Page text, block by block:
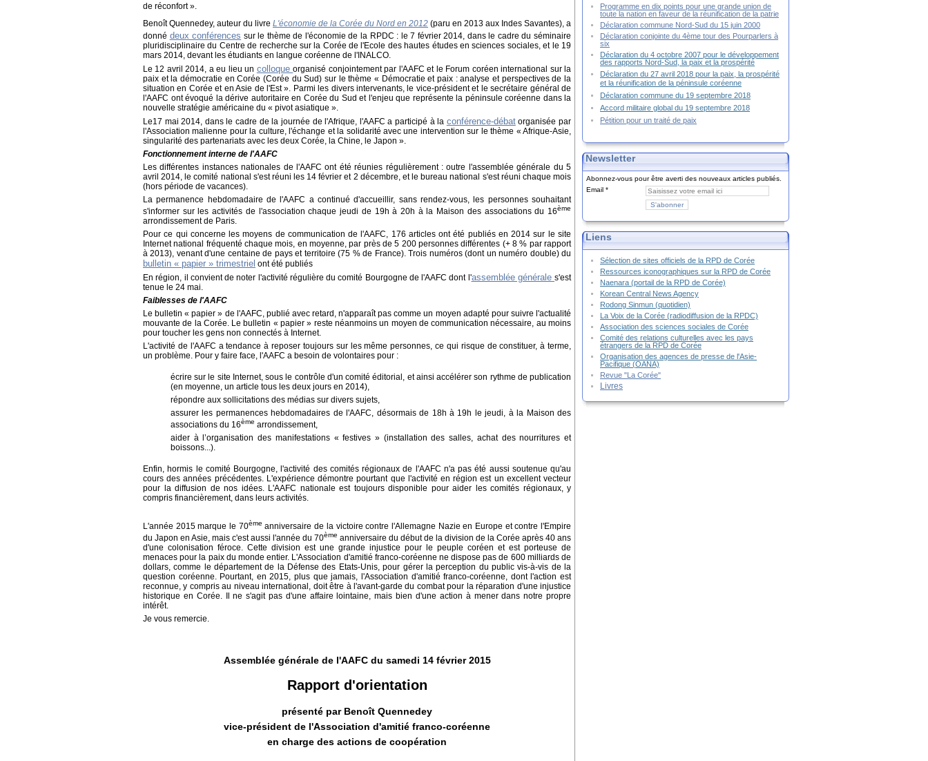
de réconfort »
Benoît Quennedey, auteur du livre L'économie de la Corée du Nord en 2012 (paru en 2013 aux Indes Savantes), a
donné deux conférences sur le thème de l'économie de la RPDC : le 7 février 2014, dans le cadre du séminaire
pluridisciplinaire du Centre de recherche sur la Corée de l'Ecole des hautes études en sciences sociales, et le 19
mars 2014, devant les étudiants en langue coréenne de l'INALCO.
Le 12 avril 2014, a eu lieu un colloqueorganisé conjointement par l'AAFC et le Forum coréen international sur la
paix et la démocratie en Corée (Corée du Sud) sur le thème « Démocratie et paix : analyse et perspectives de la
situation en Corée et en Asie de l'Est ». Parmi les divers intervenants, le vice-président et le secrétaire général de
l'AAFC ont évoqué la dérive autoritaire en Corée du Sud et l'enjeu que représente la péninsule coréenne dans la
nouvelle stratégie américaine du « pivot asiatique ».
Le17 mai 2014, dans le cadre de la journée de l'Afrique, l'AAFC a participé à la conférence-débatorganisée par
l'Association malienne pour la culture, l'échange et la solidarité avec une intervention sur le thème « Afrique-Asie,
singularité des partenariats avec les deux Corée, la Chine, le Japon ».
Fonctionnement interne de l'AAFC
Les différentes instances nationales de l'AAFC ont été réunies régulièrement : outre l'assemblée générale du 5
avril 2014, le comité national s'est réuni les 14 février et 2 décembre, et le bureau national s'est réuni chaque mois
(hors période de vacances).
La permanence hebdomadaire de l'AAFC a continué d'accueillir, sans rendez-vous, les personnes souhaitant
s'informer sur les activités de l'association chaque jeudi de 19h à 20h à la Maison des associations du 16ème
arrondissement de Paris.
Pour ce qui concerne les moyens de communication de l'AAFC, 176 articles ont été publiés en 2014 sur le site
Internet national fréquenté chaque mois, en moyenne, par près de 5 200 personnes différentes (+ 8 % par rapport
à 2013), venant d'une centaine de pays et territoire (75 % de France). Trois numéros (dont un numéro double) du
bulletin « papier » trimestriel ont été publiés
En région, il convient de noter l'activité régulière du comité Bourgogne de l'AAFC dont l'assemblée générale s'est
tenue le 24 mai.
Faiblesses de l'AAFC
Le bulletin « papier » de l'AAFC, publié avec retard, n'apparaît pas comme un moyen adapté pour suivre l'actualité
mouvante de la Corée. Le bulletin « papier » reste néanmoins un moyen de communication nécessaire, au moins
pour toucher les gens non connectés à Internet.
L'activité de l'AAFC a tendance à reposer toujours sur les même personnes, ce qui risque de constituer, à terme,
un problème. Pour y faire face, l'AAFC a besoin de volontaires pour :
écrire sur le site Internet, sous le contrôle d'un comité éditorial, et ainsi accélérer son rythme de publication
(en moyenne, un article tous les deux jours en 2014),
répondre aux sollicitations des médias sur divers sujets,
assurer les permanences hebdomadaires de l'AAFC, désormais de 18h à 19h le jeudi, à la Maison des
associations du 16ème arrondissement,
aider à l’organisation des manifestations « festives » (installation des salles, achat des nourritures et
boissons...).
Enfin, hormis le comité Bourgogne, l'activité des comités régionaux de l'AAFC n'a pas été aussi soutenue qu'au
cours des années précédentes. L'expérience démontre pourtant que l'activité en région est un excellent vecteur
pour la diffusion de nos idées. L'AAFC nationale est toujours disponible pour aider les comités régionaux, y
compris financièrement, dans leurs activités.
L'année 2015 marque le 70ème anniversaire de la victoire contre l'Allemagne Nazie en Europe et contre l'Empire
du Japon en Asie, mais c'est aussi l'année du 70ème anniversaire du début de la division de la Corée après 40 ans
d'une colonisation féroce. Cette division est une grande injustice pour le peuple coréen et est porteuse de
menaces pour la paix du monde entier. L'Association d'amitié franco-coréenne ne dispose pas de 600 milliards de
dollars, comme le département de la Défense des Etats-Unis, pour gérer la perception du public vis-à-vis de la
question coréenne. Pourtant, en 2015, plus que jamais, l'Association d'amitié franco-coréenne, dont l'action est
reconnue, y compris au niveau international, doit être à l'avant-garde du combat pour la réparation d'une injustice
historique en Corée. Il ne s'agit pas d'une affaire lointaine, mais bien d'une action à mener dans notre propre
intérêt.
Je vous remercie.
Assemblée générale de l'AAFC du samedi 14 février 2015
Rapport d'orientation
présenté par Benoît Quennedey
vice-président de l'Association d'amitié franco-coréenne
en charge des actions de coopération
Programme en dix points pour une grande union de
toute la nation en faveur de la réunification de la patrie
Déclaration commune Nord-Sud du 15 juin 2000
Déclaration conjointe du 4ème tour des Pourparlers à
six
Déclaration du 4 octobre 2007 pour le développement
des rapports Nord-Sud, la paix et la prospérité
Déclaration du 27 avril 2018 pour la paix, la prospérité
et la réunification de la péninsule coréenne
Déclaration commune du 19 septembre 2018
Accord militaire global du 19 septembre 2018
Pétition pour un traité de paix
Newsletter
Abonnez-vous pour être averti des nouveaux articles publiés.
Email
Liens
Sélection de sites officiels de la RPD de Corée
Ressources iconographiques sur la RPD de Corée
Naenara (portail de la RPD de Corée)
Korean Central News Agency
Rodong Sinmun (quotidien)
La Voix de la Corée (radiodiffusion de la RPDC)
Association des sciences sociales de Corée
Comité des relations culturelles avec les pays
étrangers de la RPD de Corée
Organisation des agences de presse de l'Asie-
Pacifique (OANA)
Revue "La Corée"
Livres